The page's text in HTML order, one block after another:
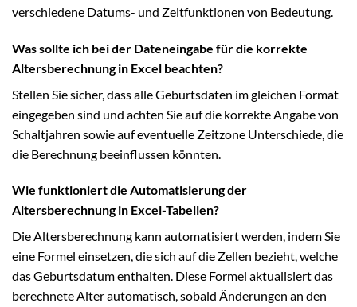
verschiedene Datums- und Zeitfunktionen von Bedeutung.
Was sollte ich bei der Dateneingabe für die korrekte
Altersberechnung in Excel beachten?
Stellen Sie sicher, dass alle Geburtsdaten im gleichen Format
eingegeben sind und achten Sie auf die korrekte Angabe von
Schaltjahren sowie auf eventuelle Zeitzone Unterschiede, die
die Berechnung beeinflussen könnten.
Wie funktioniert die Automatisierung der
Altersberechnung in Excel-Tabellen?
Die Altersberechnung kann automatisiert werden, indem Sie
eine Formel einsetzen, die sich auf die Zellen bezieht, welche
das Geburtsdatum enthalten. Diese Formel aktualisiert das
berechnete Alter automatisch, sobald Änderungen an den